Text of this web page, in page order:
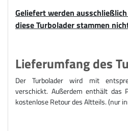
Geliefert werden
diese Turbolader stammen
Lieferumfang des
Der Turbolader wird mit
verschickt. Außerdem enthält das
kostenlose Retour des Altteils. (nur